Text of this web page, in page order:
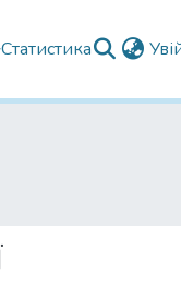
Статистика